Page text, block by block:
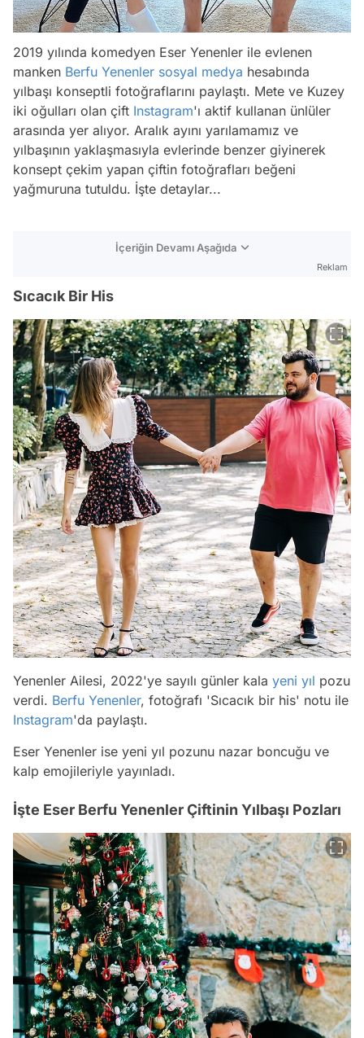
2019 yılında komedyen Eser Yenenler ile evlenen
manken Berfu Yenenler sosyal medya hesabında
yılbaşı konseptli fotoğraflarını paylaştı. Mete ve Kuzey
iki oğulları olan çift Instagram'ı aktif kullanan ünlüler
arasında yer alıyor. Aralık ayını yarılamamız ve
yılbaşının yaklaşmasıyla evlerinde benzer giyinerek
konsept çekim yapan çiftin fotoğrafları beğeni
yağmuruna tutuldu. İşte detaylar...
İçeriğin Devamı Aşağıda
Reklam
Sıcacık Bir His
Yenenler Ailesi, 2022'ye sayılı günler kala yeni yıl pozu
verdi. Berfu Yenenler, fotoğrafı 'Sıcacık bir his' notu ile
Instagram'da paylaştı.
Eser Yenenler ise yeni yıl pozunu nazar boncuğu ve
kalp emojileriyle yayınladı.
İşte Eser Berfu Yenenler Çiftinin Yılbaşı Pozları